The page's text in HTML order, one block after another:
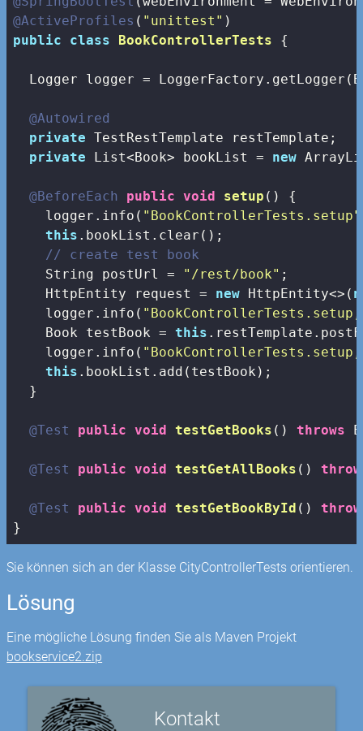
@ActiveProfiles ( "unittest"
public
class BookControllerTests {
Logger logger =
@Autowired
private TestRestTemplate restTemplate;
private List<Book> bookList = new
@BeforeEach public void setup ()
{
    logger.info(
"BookControllerTests.setup"
this .bookList.clear();
// create test book
    String postUrl =
"/rest/book" ;
    HttpEntity
request = new HttpEntity<>(
    logger.info(
    Book testBook =
this
    logger.info(
this .bookList.add(testBook);
  }
@Test public void testGetBooks () throws
@Test public void testGetAllBooks ()
@Test public void testGetBookById ()
}
Sie können sich an der Klasse CityControllerTests orientieren.
Lösung
Eine mögliche Lösung finden Sie als Maven Projekt
bookservice2.zip
Kontakt